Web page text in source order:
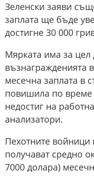
Зеленски заяви
заплата ще бъде
достигне 30 000
Мярката има за
възнагражденията
месечна заплата в
повишила по време
недостиг на
анализатори.
Пехотните
получават средно
7000 долара)